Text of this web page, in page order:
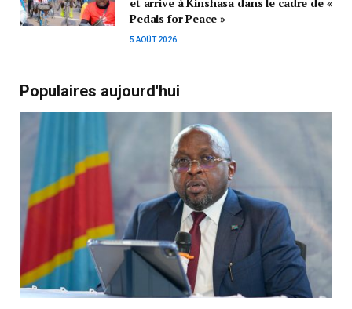
Pedals for Peace »
5 AOÛT 2026
Populaires aujourd'hui